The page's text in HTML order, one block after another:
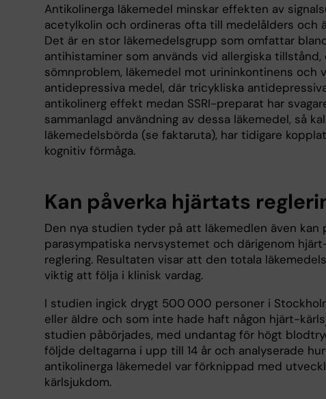
Antikolinerga läkemedel minskar effekten av
acetylkolin och ordineras ofta till medelålders och
Det är en stor läkemedelsgrupp som omfattar
antihistaminer som används vid allergiska tillstånd,
sömnproblem, läkemedel mot urininkontinens och
antidepressiva medel, där tricykliska
antikolinerg effekt medan SSRI-preparat har
sammanlagd användning av dessa läkemedel, så
läkemedelsbörda (se faktaruta), har tidigare
kognitiv förmåga.
Kan påverka hjärtats
Den nya studien tyder på att läkemedlen även kan
parasympatiska nervsystemet och därigenom
reglering. Resultaten visar att den totala
viktig att följa i klinisk vardag.
I studien ingick drygt 500 000 personer i
eller äldre och som inte hade haft någon hjärt-
studien påbörjades, med undantag för högt
följde deltagarna i upp till 14 år och analyserade
antikolinerga läkemedel var förknippad med
kärlsjukdom.